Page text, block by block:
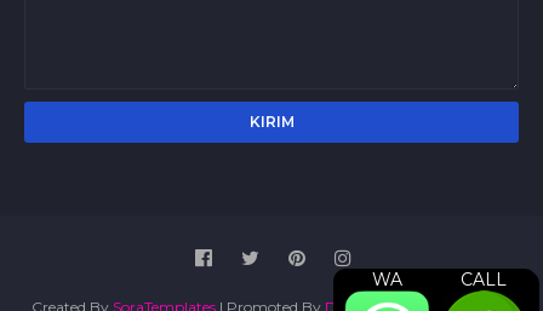
WA CALL
Created By SoraTemplates| Promoted By Digital Marketing Agency |